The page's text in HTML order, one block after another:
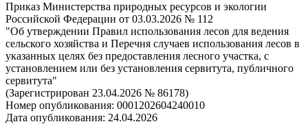
Приказ Министерства природных ресурсов и экологии
Российской Федерации от 03.03.2026 № 112
"Об утверждении Правил использования лесов для ведения
сельского хозяйства и Перечня случаев использования лесов в
указанных целях без предоставления лесного участка, с
установлением или без установления сервитута, публичного
сервитута"
(Зарегистрирован 23.04.2026 № 86178)
Номер опубликования: 0001202604240010
Дата опубликования: 24.04.2026